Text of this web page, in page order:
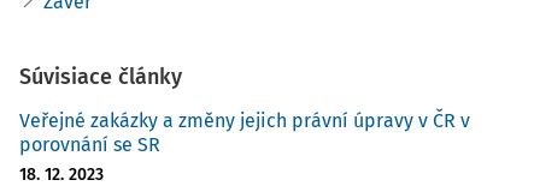
právní jistoty touto cestou, pokud tomu volní projevy stran
nezabrání. V tomto případě je intervence zákonodárce
sice podmíněna vůlí smluvní strany, ale pokud ta
nenabude konkrétní formy, dispozitivní ustanovení bude
Súvisiace články
Veřejné zakázky a změny jejich právní úpravy v ČR v
porovnání se SR
18. 12. 2023